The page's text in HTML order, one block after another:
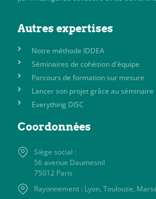
Autres expertises
Notre méthode IDDEA
Séminaires de cohésion d'équipe
Parcours de formation sur mesure
Lancer son projet grâce au séminaire
Everything DISC
Coordonnées
Siège social :
56 avenue Daumesnil
75012 Paris
Rayonnement : Lyon, Toulouse,